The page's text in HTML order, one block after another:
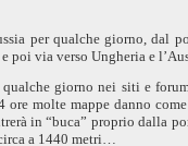
per qualche giorno, dal
poi via verso Ungheria e
giorno nei siti e
ore molte mappe danno
in “buca” proprio dalla
a 1440 metri…